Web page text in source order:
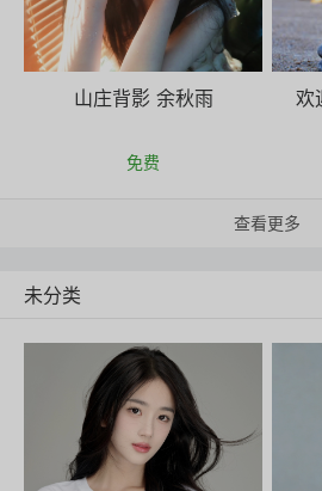
山庄背影 余秋雨
免费
欢
查看更多
未分类